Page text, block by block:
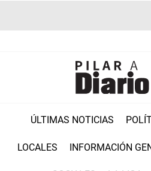
ÚLTIMAS NOTICIAS
LOCALES INFORMACIÓN